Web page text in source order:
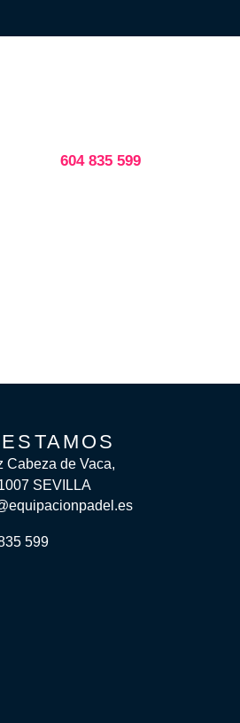
604 835 599
Cabeza de Vaca,
SEVILLA
599